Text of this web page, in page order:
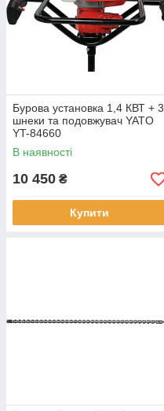
Бурова установка 1,4 КВТ + 3
шнеки та подовжувач YATO
YT-84660
В наявності
10 450 ₴
Купити